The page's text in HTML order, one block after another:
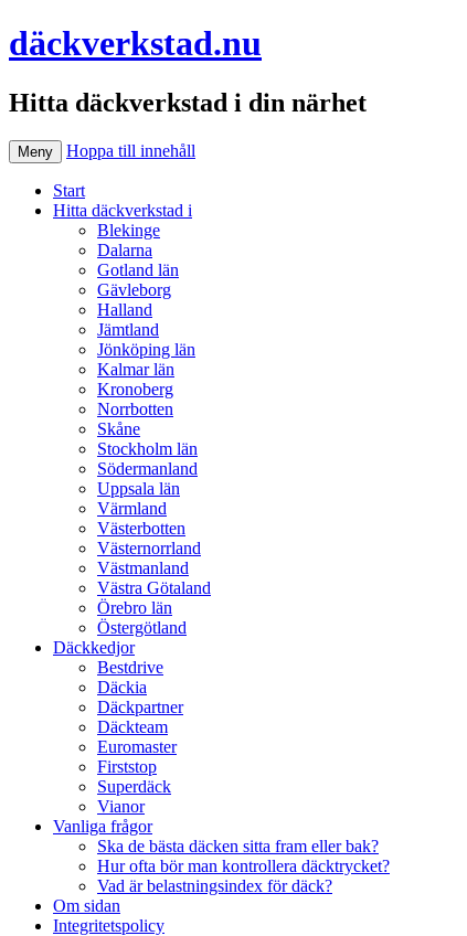
däckverkstad.nu
Hitta däckverkstad i din närhet
Meny Hoppa till innehåll
Start
Hitta däckverkstad i
Blekinge
Dalarna
Gotland län
Gävleborg
Halland
Jämtland
Jönköping län
Kalmar län
Kronoberg
Norrbotten
Skåne
Stockholm län
Södermanland
Uppsala län
Värmland
Västerbotten
Västernorrland
Västmanland
Västra Götaland
Örebro län
Östergötland
Däckkedjor
Bestdrive
Däckia
Däckpartner
Däckteam
Euromaster
Firststop
Superdäck
Vianor
Vanliga frågor
Ska de bästa däcken sitta fram eller bak?
Hur ofta bör man kontrollera däcktrycket?
Vad är belastningsindex för däck?
Om sidan
Integritetspolicy